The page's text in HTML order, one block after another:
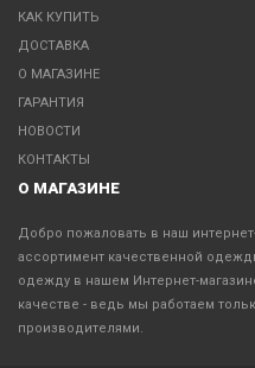
КАК КУПИТЬ
ДОСТАВКА
О МАГАЗИНЕ
ГАРАНТИЯ
НОВОСТИ
КОНТАКТЫ
О МАГАЗИНЕ
Добро пожаловать в наш
ассортимент качественной
одежду в нашем Интернет-
качестве - ведь мы работаем
производителями.